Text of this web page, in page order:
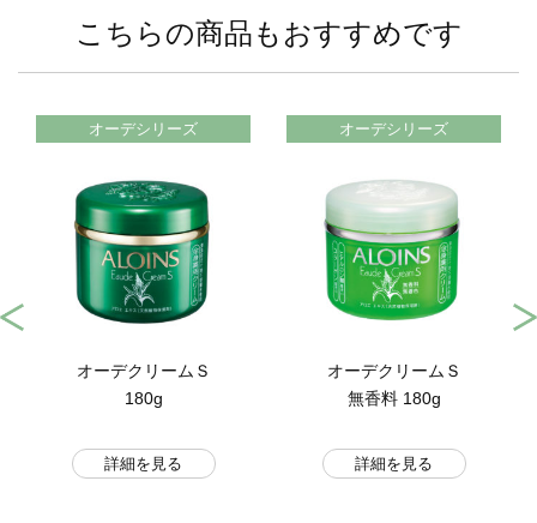
こちらの商品もおすすめです
オーデシリーズ
オーデクリームＳ
180g
詳細を見る
オーデシリーズ
オーデクリームＳ
無香料 180g
詳細を見る